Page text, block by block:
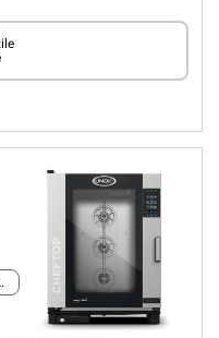
și platformei